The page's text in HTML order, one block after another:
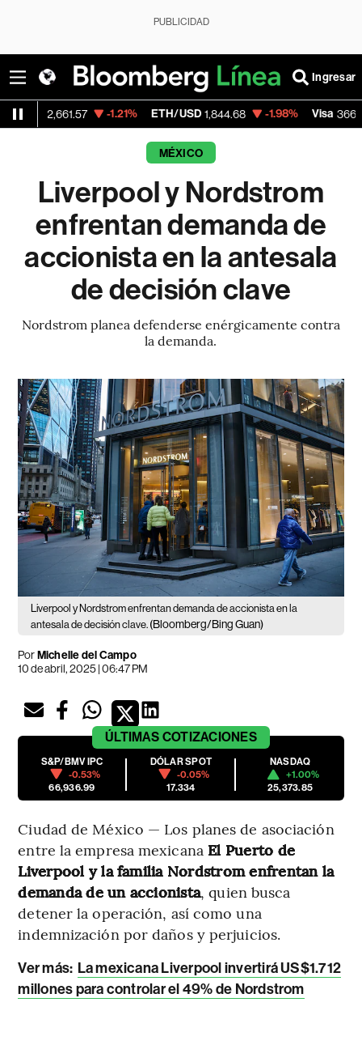
PUBLICIDAD
Ingresar
-1.21% ETH/USD 1,844.68 -1.98% Visa 366.13 -
MÉXICO
Liverpool y Nordstrom
enfrentan demanda de
accionista en la antesala
de decisión clave
Nordstrom planea defenderse enérgicamente contra
la demanda.
Liverpool y Nordstrom enfrentan demanda de accionista en la
antesala de decisión clave. (Bloomberg/Bing Guan)
PorMichelle del Campo
10 de abril, 2025 | 06:47 PM
ÚLTIMAS COTIZACIONES
S&P/BMV IPC
-0.53%
66,936.99
DÓLAR SPOT
-0.05%
17.334
NASDAQ
+1.00%
25,373.85
Ciudad de México — Los planes de asociación
entre la empresa mexicana El Puerto de
Liverpool y la familia Nordstrom enfrentan la
demanda de un accionista, quien busca
detener la operación, así como una
indemnización por daños y perjuicios.
Ver más: La mexicana Liverpool invertirá US$1.712
millones para controlar el 49% de Nordstrom